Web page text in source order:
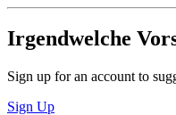
Irgendwelche
Sign up for an account to
Sign Up